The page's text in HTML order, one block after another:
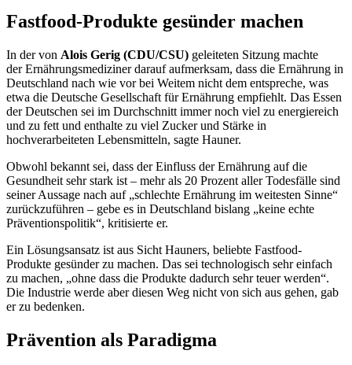
Fastfood-Produkte gesünder machen
In der von Alois Gerig (CDU/CSU) geleiteten Sitzung machte
der Ernährungsmediziner darauf aufmerksam, dass die Ernährung in
Deutschland nach wie vor bei Weitem nicht dem entspreche, was
etwa die Deutsche Gesellschaft für Ernährung empfiehlt. Das Essen
der Deutschen sei im Durchschnitt immer noch viel zu energiereich
und zu fett und enthalte zu viel Zucker und Stärke in
hochverarbeiteten Lebensmitteln, sagte Hauner.
Obwohl bekannt sei, dass der Einfluss der Ernährung auf die
Gesundheit sehr stark ist – mehr als 20 Prozent aller Todesfälle sind
seiner Aussage nach auf „schlechte Ernährung im weitesten Sinne“
zurückzuführen – gebe es in Deutschland bislang „keine echte
Präventionspolitik“, kritisierte er.
Ein Lösungsansatz ist aus Sicht Hauners, beliebte Fastfood-
Produkte gesünder zu machen. Das sei technologisch sehr einfach
zu machen, „ohne dass die Produkte dadurch sehr teuer werden“.
Die Industrie werde aber diesen Weg nicht von sich aus gehen, gab
er zu bedenken.
Prävention als Paradigma